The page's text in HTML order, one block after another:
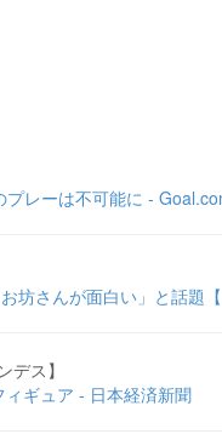
プレーは不可能に -
坊さんが面白い」と話題
ス】
ギュア - 日本経済新聞